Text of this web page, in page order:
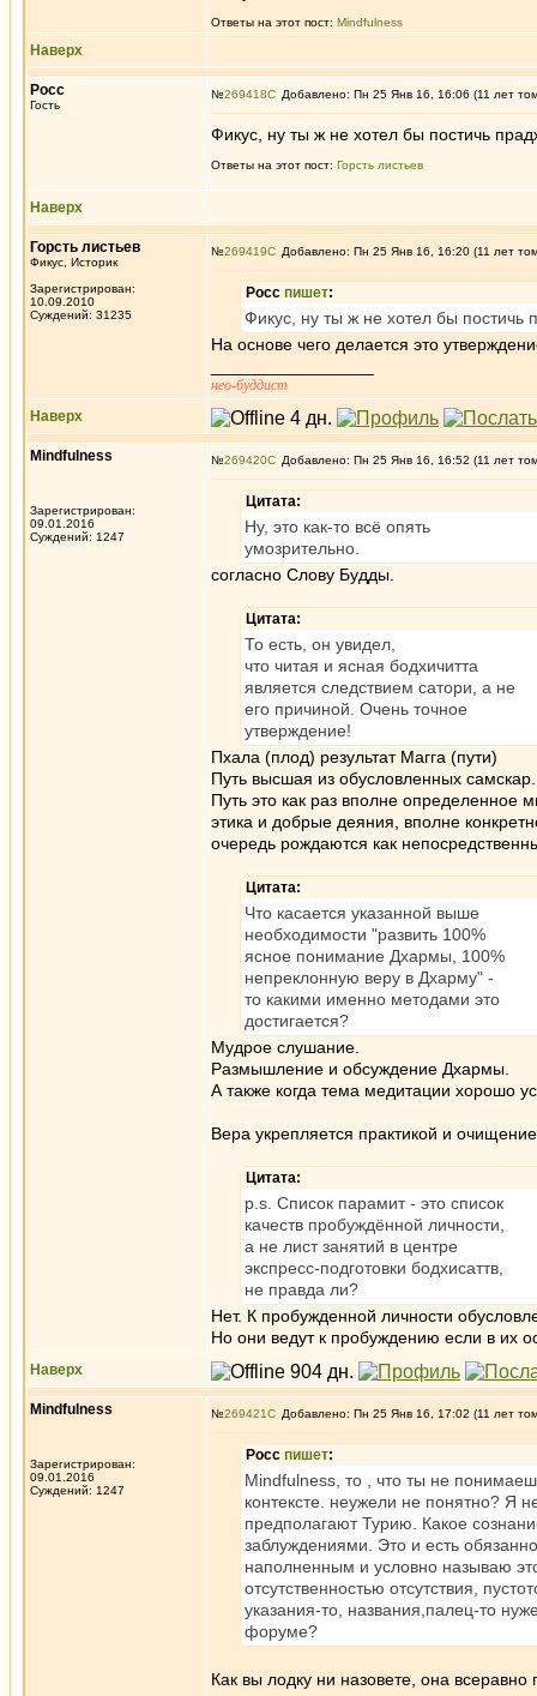
Ответы на этот пост: Mindfulness
Наверх
Росс
Гость
№269418 Добавлено: Пн 25 Янв 16, 16:06 (11 лет
Фикус, ну ты ж не хотел бы постичь
Ответы на этот пост: Горсть листьев
Наверх
Горсть листьев
Фикус, Историк
Зарегистрирован:
10.09.2010
Суждений: 31235
№269419 Добавлено: Пн 25 Янв 16, 16:20 (11 лет
Росс пишет:
Фикус, ну ты ж не хотел бы постичь
На основе чего делается это
нео-буддист
Наверх
Mindfulness
Зарегистрирован:
09.01.2016
Суждений: 1247
№269420 Добавлено: Пн 25 Янв 16, 16:52 (11 лет
Цитата:
Ну, это как-то всё опять
умозрительно.
согласно Слову Будды.
Цитата:
То есть, он увидел,
что читая и ясная бодхичитта
является следствием сатори, а не
его причиной. Очень точное
утверждение!
Пхала (плод) результат Магга (пути)
Путь высшая из обусловленных
Путь это как раз вполне определенное
этика и добрые деяния, вполне
очередь рождаются как
Цитата:
Что касается указанной выше
необходимости "развить 100%
ясное понимание Дхармы, 100%
непреклонную веру в Дхарму" -
то какими именно методами это
достигается?
Мудрое слушание.
Размышление и обсуждение Дхармы.
А также когда тема медитации хорошо
Вера укрепляется практикой и
Цитата:
p.s. Список парамит - это список
качеств пробуждённой личности,
а не лист занятий в центре
экспресс-подготовки бодхисаттв,
не правда ли?
Нет. К пробужденной личности
Но они ведут к пробуждению если в их
Наверх
Mindfulness
Зарегистрирован:
09.01.2016
Суждений: 1247
№269421 Добавлено: Пн 25 Янв 16, 17:02 (11 лет
Росс пишет:
Mindfulness, то , что ты не
контексте. неужели не понятно? Я
предполагают Турию. Какое
заблуждениями. Это и есть
наполненным и условно называю
отсутственностью отсутствия,
указания-то, названия,палец-то
форуме?
Как вы лодку ни назовете, она